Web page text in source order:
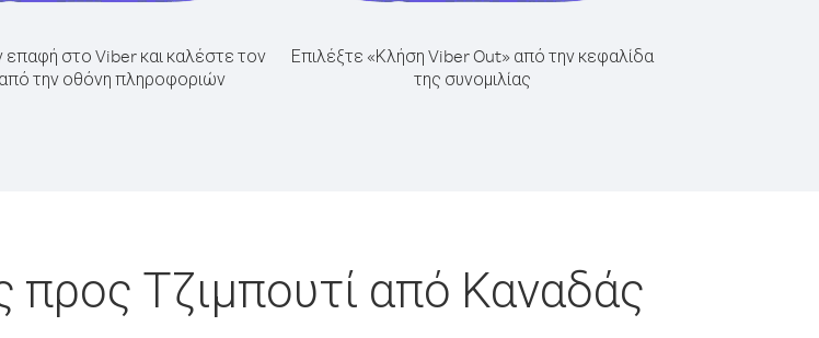
επαφή στο Viber και καλέστε τον
την οθόνη πληροφοριών
Επιλέξτε «Κλήση Viber Out» από την κεφαλίδα
της συνομιλίας
προς Τζιμπουτί από Καναδάς